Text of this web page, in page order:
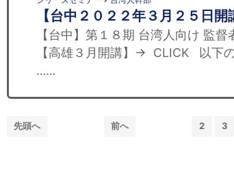
【台中２０２２年３月２５日
【台中】第１８期 台湾人向け 監
【高雄３月開講】→ CLICK 以下
……
先頭へ 前へ 2 3